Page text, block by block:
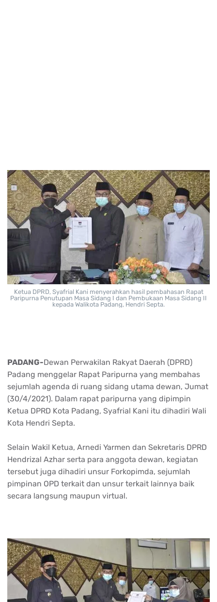
Ketua DPRD, Syafrial Kani menyerahkan hasil pembahasan Rapat
Paripurna Penutupan Masa Sidang I dan Pembukaan Masa Sidang II
kepada Walikota Padang, Hendri Septa.
PADANG-Dewan Perwakilan Rakyat Daerah (DPRD)
Padang menggelar Rapat Paripurna yang membahas
sejumlah agenda di ruang sidang utama dewan, Jumat
(30/4/2021). Dalam rapat paripurna yang dipimpin
Ketua DPRD Kota Padang, Syafrial Kani itu dihadiri Wali
Kota Hendri Septa.
Selain Wakil Ketua, Arnedi Yarmen dan Sekretaris DPRD
Hendrizal Azhar serta para anggota dewan, kegiatan
tersebut juga dihadiri unsur Forkopimda, sejumlah
pimpinan OPD terkait dan unsur terkait lainnya baik
secara langsung maupun virtual.